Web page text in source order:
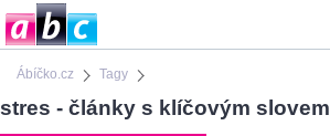
Ábíčko.cz Tagy
stres - články s klíčovým slovem